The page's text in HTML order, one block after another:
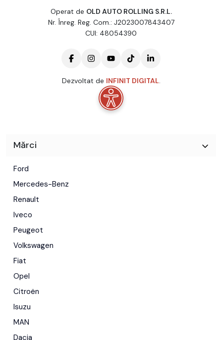
Operat de OLD AUTO ROLLING S.R.L.
Nr. Înreg. Reg. Com.: J2023007843407
CUI: 48054390
Dezvoltat de INFINIT DIGITAL.
Mărci
Ford
Mercedes-Benz
Renault
Iveco
Peugeot
Volkswagen
Fiat
Opel
Citroën
Isuzu
MAN
Dacia